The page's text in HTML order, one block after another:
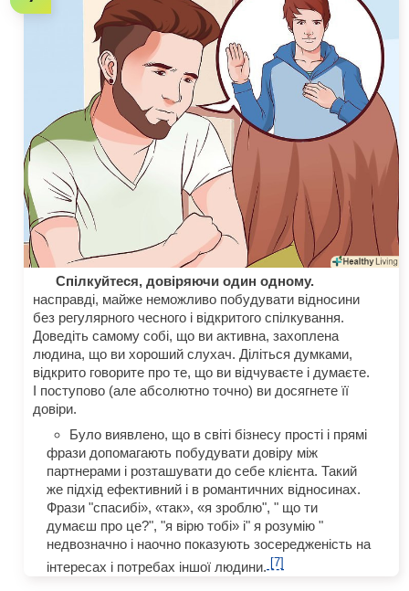
Спілкуйтеся, довіряючи один одному.
насправді, майже неможливо побудувати відносини
без регулярного чесного і відкритого спілкування.
Доведіть самому собі, що ви активна, захоплена
людина, що ви хороший слухач. Діліться думками,
відкрито говорите про те, що ви відчуваєте і думаєте.
І поступово (але абсолютно точно) ви досягнете її
довіри.
Було виявлено, що в світі бізнесу прості і прямі
фрази допомагають побудувати довіру між
партнерами і розташувати до себе клієнта. Такий
же підхід ефективний і в романтичних відносинах.
Фрази "спасибі», «так», «я зроблю", " що ти
думаєш про це?", "я вірю тобі» і" я розумію "
недвозначно і наочно показують зосередженість на
інтересах і потребах іншої людини. [7]